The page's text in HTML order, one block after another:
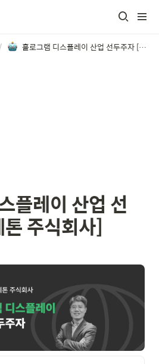
/ 홀로그램 디스플레이 산업 선두주자 [마케톤 주식회사]
플레이 산업 선
주식회사]